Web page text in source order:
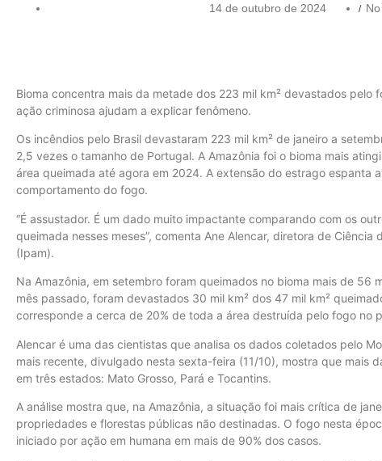
14 de outubro de 2024 /
Bioma concentra mais da metade dos 223 mil km² devastados pelo
ação criminosa ajudam a explicar fenômeno.
Os incêndios pelo Brasil devastaram 223 mil km² de janeiro a
2,5 vezes o tamanho de Portugal. A Amazônia foi o bioma mais
área queimada até agora em 2024. A extensão do estrago espanta
comportamento do fogo.
“É assustador. É um dado muito impactante comparando com os
queimada nesses meses”, comenta Ane Alencar, diretora de
(Ipam).
Na Amazônia, em setembro foram queimados no bioma mais de 56
mês passado, foram devastados 30 mil km² dos 47 mil km²
corresponde a cerca de 20% de toda a área destruída pelo fogo no
Alencar é uma das cientistas que analisa os dados coletados pelo
mais recente, divulgado nesta sexta-feira (11/10), mostra que mais
em três estados: Mato Grosso, Pará e Tocantins.
A análise mostra que, na Amazônia, a situação foi mais crítica de
propriedades e florestas públicas não destinadas. O fogo nesta
iniciado por ação em humana em mais de 90% dos casos.